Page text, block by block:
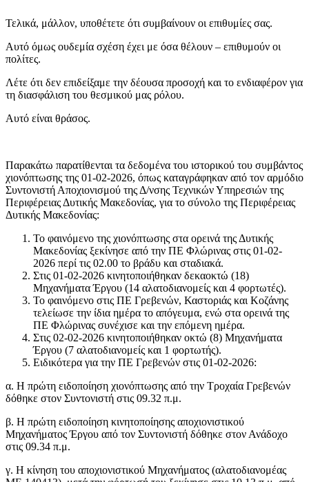
Τελικά, μάλλον, υποθέτετε ότι συμβαίνουν οι επιθυμίες σας.
Αυτό όμως ουδεμία σχέση έχει με όσα θέλουν – επιθυμούν οι
πολίτες.
Λέτε ότι δεν επιδείξαμε την δέουσα προσοχή και το ενδιαφέρον για
τη διασφάλιση του θεσμικού μας ρόλου.
Αυτό είναι θράσος.
Παρακάτω παρατίθενται τα δεδομένα του ιστορικού του συμβάντος
χιονόπτωσης της 01-02-2026, όπως καταγράφηκαν από τον αρμόδιο
Συντονιστή Αποχιονισμού της Δ/νσης Τεχνικών Υπηρεσιών της
Περιφέρειας Δυτικής Μακεδονίας, για το σύνολο της Περιφέρειας
Δυτικής Μακεδονίας:
Το φαινόμενο της χιονόπτωσης στα ορεινά της Δυτικής
Μακεδονίας ξεκίνησε από την ΠΕ Φλώρινας στις 01-02-
2026 περί τις 02.00 το βράδυ και σταδιακά.
Στις 01-02-2026 κινητοποιήθηκαν δεκαοκτώ (18)
Μηχανήματα Έργου (14 αλατοδιανομείς και 4 φορτωτές).
Το φαινόμενο στις ΠΕ Γρεβενών, Καστοριάς και Κοζάνης
τελείωσε την ίδια ημέρα το απόγευμα, ενώ στα ορεινά της
ΠΕ Φλώρινας συνέχισε και την επόμενη ημέρα.
Στις 02-02-2026 κινητοποιήθηκαν οκτώ (8) Μηχανήματα
Έργου (7 αλατοδιανομείς και 1 φορτωτής).
Ειδικότερα για την ΠΕ Γρεβενών στις 01-02-2026:
α. Η πρώτη ειδοποίηση χιονόπτωσης από την Τροχαία Γρεβενών
δόθηκε στον Συντονιστή στις 09.32 π.μ.
β. Η πρώτη ειδοποίηση κινητοποίησης αποχιονιστικού
Μηχανήματος Έργου από τον Συντονιστή δόθηκε στον Ανάδοχο
στις 09.34 π.μ.
γ. Η κίνηση του αποχιονιστικού Μηχανήματος (αλατοδιανομέας